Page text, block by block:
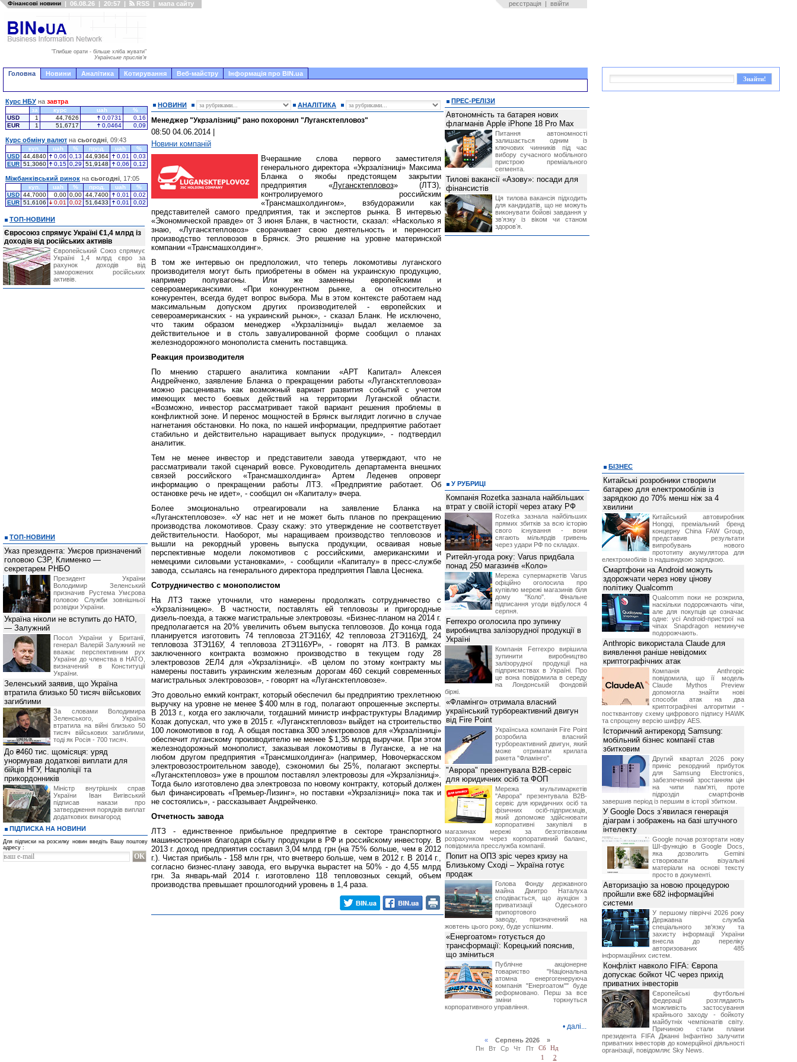
Фінансові новини | 06.08.26 | 20:57 | RSS | мапа сайту реєстрація | ввійти
"Глибше орати - більше хліба жувати"
Українське прислів'я
Головна Новини Аналітика Котирування Веб-майстру Інформація про BIN.ua
НОВИНИ АНАЛІТИКА
Менеджер "Укрзалізниці" рано похоронил "Лугансктепловоз"
08:50 04.06.2014
Новини компаній
Вчерашние слова первого заместителя
генерального директора «Укр­залізниці» Максима
Бланка о якобы предстоящем закрытии
предприятия «Лугансктепловоз» (ЛТЗ),
контролируемого российским
«Трансмашхолдингом», взбудоражили как
представителей самого предприятия, так и экспертов рынка. В интервью
«Экономической правде» от 3 июня Бланк, в частности, сказал: «Насколько я
знаю, «Лугансктепловоз» сворачивает свою деятельность и переносит
производство тепловозов в Брянск. Это решение на уровне материнской
компании «Трансмашхолдинг».
В том же интервью он предположил, что теперь локомотивы луганского
производителя могут быть приобретены в обмен на украинскую продукцию,
например полувагоны. Или же заменены европейскими и
североамериканскими. «При конкурентном рынке, а он относительно
конкурентен, всегда будет вопрос выбора. Мы в этом контексте работаем над
максимальным допуском других производителей - европейских и
североамериканских - на украинский рынок», - сказал Бланк. Не исключено,
что таким образом менеджер «Укрзалізниці» выдал желаемое за
действительное и в столь завуалированной форме сообщил о планах
железнодорожного монополиста сменить поставщика.
Реакция производителя
По мнению старшего аналити­ка компании «АРТ Капитал» Алек­сея
Андрейченко, заявление Блан­ка о прекращении работы «Лугансктепловоза»
можно расценивать как возможный вариант развития событий с учетом
имеющих место боевых действий на территории Луганской области.
«Возможно, инвестор рассматривает такой вариант решения проблемы в
конфликтной зоне. И перенос мощностей в Брянск выглядит логично в случае
нагнетания обстановки. Но пока, по нашей информации, предприятие работает
стабильно и действительно наращивает выпуск продукции», - подтвердил
аналитик.
Тем не менее инвестор и представители завода утверждают, что не
рассматривали такой сценарий вовсе. Руководитель департамента внешних
связей российского «Трансмашхолдинга» Артем Леденев опроверг
информацию о прекращении работы ЛТЗ. «Предприятие работает. Об
остановке речь не идет», - сообщил он «Капиталу» вчера.
Более эмоционально отреагировали на заявление Бланка на
«Лугансктепловозе». «У нас нет и не может быть планов по прекращению
производства локомотивов. Сразу скажу: это утверждение не соответствует
действительности. Наоборот, мы наращиваем производство тепловозов и
вышли на рекордный уровень выпуска продукции, осваивая новые
перспективные модели локомотивов с российскими, американскими и
немецкими силовыми установками», - сообщили «Капиталу» в пресс-службе
завода, ссылаясь на генерального директора предприятия Павла Цеснека.
Сотрудничество с монополистом
На ЛТЗ также уточнили, что намерены продолжать сотрудничество с
«Укрзалізницею». В частности, поставлять ей тепловозы и пригородные
дизель-поезда, а также магистральные электровозы. «Бизнес-планом на 2014 г.
предполагается на 20 % увеличить объем выпуска тепловозов. До конца года
планируется изготовить 74 тепловоза 2ТЭ116У, 42 тепловоза 2ТЭ116УД, 24
тепловоза 3ТЭ116У, 4 тепловоза 2ТЭ116УР», - говорят на ЛТЗ. В рамках
заключенного контракта возможно производство в текущем году 28
электровозов 2ЕЛ4 для «Укрзалізниці». «В целом по этому контракту мы
намерены поставить украинским железным дорогам 460 секций современных
магистральных электровозов», - говорят на «Лугансктепловозе».
Это довольно емкий контракт, который обеспечил бы предприятию трехлетнюю
выручку на уровне не менее $ 400 млн в год, полагают опрошенные эксперты.
В 2013 г., когда его заключали, тогдашний министр инфраструктуры Владимир
Козак допускал, что уже в 2015 г. «Лугансктепловоз» выйдет на строительство
100 локомотивов в год. А общая поставка 300 электровозов для «Укрзалізниці»
обеспечит луганскому производителю не менее $ 1,35 млрд выручки. При этом
железнодорожный монополист, заказывая локомотивы в Луганске, а не на
любом другом предприятия «Трансмшхолдинга» (например, Новочеркасском
электровозостроительном заводе), сэкономил бы 25 %, полагают эксперты.
«Лугансктепловоз» уже в прошлом поставлял электровозы для «Укрзалізниці».
Тогда было изготовлено два электровоза по новому контракту, который должен
был финансировать «Премьер-Лизинг», но поставки «Укрзалізниці» пока так и
не состоялись», - рассказывает Андрейченко.
Отчетность завода
ЛТЗ - единственное прибыльное предприятие в секторе транспортного
машиностроения благодаря сбыту продукции в РФ и российскому инвестору. В
2013 г. доход предприятия составил 3,04 млрд грн (на 75 % больше, чем в 2012
г.). Чистая прибыль - 158 млн грн, что вчетверо больше, чем в 2012 г. В 2014 г.,
согласно бизнес-плану завода, его выручка вырастет на 50 % - до 4,55 млрд
грн. За январь-май 2014 г. изготовлено 118 тепловозных секций, объем
производства превышает прошлогодний уровень в 1,4 раза.
Курс НБУ на завтра
за курс uah
%
USD
1 44,7626 0,0731
0,16
EUR
1 51,6717 0,0464 0,09
Курс обміну валют на сьогодні , 09:43
куп. uah % прод. uah
%
USD 44,4840 0,06 0,13 44,9364 0,01
0,03
EUR 51,3060 0,15 0,29 51,9148 0,06 0,12
Міжбанківський ринок на сьогодні , 17:05
куп. uah % прод. uah
%
USD 44,7000 0,00 0,00 44,7400 0,01
0,02
EUR 51,6106 0,01 0,02 51,6433 0,01 0,02
ТОП-НОВИНИ
Євросоюз спрямує Україні €1,4 млрд із
доходів від російських активів
Європейський Союз спрямує
Україні 1,4 млрд євро за
рахунок доходів від
заморожених російських
активів.
ТОП-НОВИНИ
Указ президента: Умєров призначений
головою СЗР, Клименко —
секретарем РНБО
Президент України
Володимир Зеленський
призначив Pустема Умєрова
головою Служби зовнішньої
розвідки України.
Україна ніколи не вступить до НАТО,
— Залужний
Посол України у Британії,
генерал Валерій Залужний не
вважає перспективним рух
України до членства в НАТО,
визначений в Конституції
України.
Зеленський заявив, що Україна
втратила близько 50 тисяч військових
загиблими
За словами Володимира
Зеленського, Україна
втратила на війні близько 50
тисяч військових загиблими,
тоді як Росія - 700 тисяч.
До ₴460 тис. щомісяця: уряд
унормував додаткові виплати для
бійців НГУ, Нацполіції та
прикордонників
Міністр внутрішніх справ
України Іван Вигівський
підписав накази про
затвердження порядків виплат
додаткових винагород
ПІДПИСКА НА НОВИНИ
Для підписки на розсилку новин введіть Вашу поштову
адресу :
ПРЕС-РЕЛІЗИ
Автономність та батарея нових
флагманів Apple iPhone 18 Pro Max
Питання автономності
залишається одним із
ключових чинників під час
вибору сучасного мобільного
пристрою преміального
сегмента.
Тилові вакансії «Азову»: посади для
фінансистів
Ця тилова вакансія підходить
для кандидатів, що не можуть
виконувати бойові завдання у
звʼязку із віком чи станом
здоровʼя.
У РУБРИЦІ
Компанія Rozetka зазнала найбільших
втрат у своїй історії через атаку РФ
Rozetka зазнала найбільших
прямих збитків за всю історію
свого існування - вони
сягають мільярдів гривень
через удари РФ по складах.
Ритейл-угода року: Varus придбала
понад 250 магазинів «Коло»
Мережа супермаркетів Varus
офіційно оголосила про
купівлю мережі магазинів біля
дому "Коло". Фінальне
підписання угоди відбулося 4
серпня.
Ferrexpo оголосила про зупинку
виробництва залізорудної продукції в
Україні
Компанія Ferrexpo вирішила
зупинити виробництво
залізорудної продукції на
підприємствах в Україні. Про
це вона повідомила в середу
на Лондонській фондовій
біржі.
«Фламінго» отримала власний
український турбореактивний двигун
від Fire Point
Українська компанія Fire Point
розробила власний
турбореактивний двигун, який
може отримати крилата
ракета "Фламінго".
"Аврора" презентувала B2B-сервіс
для юридичних осіб та ФОП
Мережа мультимаркетів
"Аврора" презентувала B2B-
сервіс для юридичних осіб та
фізичних осіб-підприємців,
який допоможе здійснювати
корпоративні закупівлі в
магазинах мережі за безготівковим
розрахунком через корпоративний баланс,
повідомила пресслужба компанії.
Попит на ОПЗ зріс через кризу на
Близькому Сході – Україна готує
продаж
Голова Фонду державного
майна Дмитро Наталуха
сподівається, що аукціон з
приватизації Одеського
припортового
заводу, призначений на
жовтень цього року, буде успішним.
«Енергоатом» готується до
трансформації: Корецький пояснив,
що зміниться
Публічне акціонерне
товариство "Національна
атомна енергогенеруюча
компанія "Енергоатом"" буде
реформовано. Перш за все
зміни торкнуться
корпоративного управління.
• далі...
«Серпень 2026 »
Пн
Вт Ср Чт Пт Сб
Нд
1
2
БІЗНЕС
Китайські розробники створили
батарею для електромобілів із
зарядкою до 70% менш ніж за 4
хвилини
Китайський автовиробник
Hongqi, преміальний бренд
концерну China FAW Group,
представив результати
випробувань нового
прототипу акумулятора для
електромобілів із надшвидкою зарядкою.
Смартфони на Android можуть
здорожчати через нову цінову
політику Qualcomm
Qualcomm поки не розкрила,
наскільки подорожчають чіпи,
але для покупців це означає
одне: усі Android-пристрої на
чіпах Snapdragon неминуче
подорожчають.
Anthropic використала Claude для
виявлення раніше невідомих
криптографічних атак
Компанія Anthropic
повідомила, що її модель
Claude Mythos Preview
допомогла знайти нові
способи атак на два
криптографічні алгоритми -
постквантову схему цифрового підпису HAWK
та спрощену версію шифру AES.
Історичний антирекорд Samsung:
мобільний бізнес компанії став
збитковим
Другий квартал 2026 року
приніс рекордний прибуток
для Samsung Electronics,
забезпечений зростанням цін
на чипи пам'яті, проте
підрозділ смартфонів
завершив період із першим в історії збитком.
У Google Docs з’явилася генерація
діаграм і зображень на базі штучного
інтелекту
Google почав розгортати нову
ШІ-функцію в Google Docs,
яка дозволить Gemini
створювати візуальні
матеріали на основі тексту
просто в документі.
Авторизацію за новою процедурою
пройшли вже 682 інформаційні
системи
У першому півріччі 2026 року
Державна служба
спеціального зв'язку та
захисту інформації України
внесла до переліку
авторизованих 485
інформаційних систем.
Конфлікт навколо FIFA: Європа
допускає бойкот ЧС через прихід
приватних інвесторів
Європейські футбольні
федерації розглядають
можливість застосування
крайнього заходу - бойкоту
майбутніх чемпіонатів світу.
Причиною стали плани
президента FIFA Джанні Інфантіно залучити
приватних інвесторів до комерційної діяльності
організації, повідомляє Sky News.